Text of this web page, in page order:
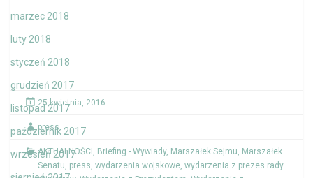
marzec 2018
luty 2018
styczeń 2018
grudzień 2017
listopad 2017
październik 2017
wrzesień 2017
25 kwietnia, 2016
press
AKTUALNOŚCI , Briefing - Wywiady, Marszałek Sejmu, Marszałek
Senatu, press, wydarzenia wojskowe, wydarzenia z prezes rady